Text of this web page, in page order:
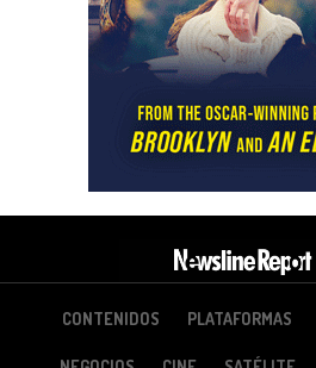
CONTENIDOS PLATAFORMAS